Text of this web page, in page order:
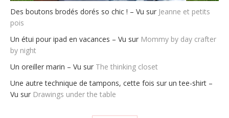
Des boutons brodés dorés so chic ! – Vu sur Jeanne et petits
pois
Un étui pour ipad en vacances – Vu sur Mommy by day crafter
by night
Un oreiller marin – Vu sur The thinking closet
Une autre technique de tampons, cette fois sur un tee-shirt –
Vu sur Drawings under the table